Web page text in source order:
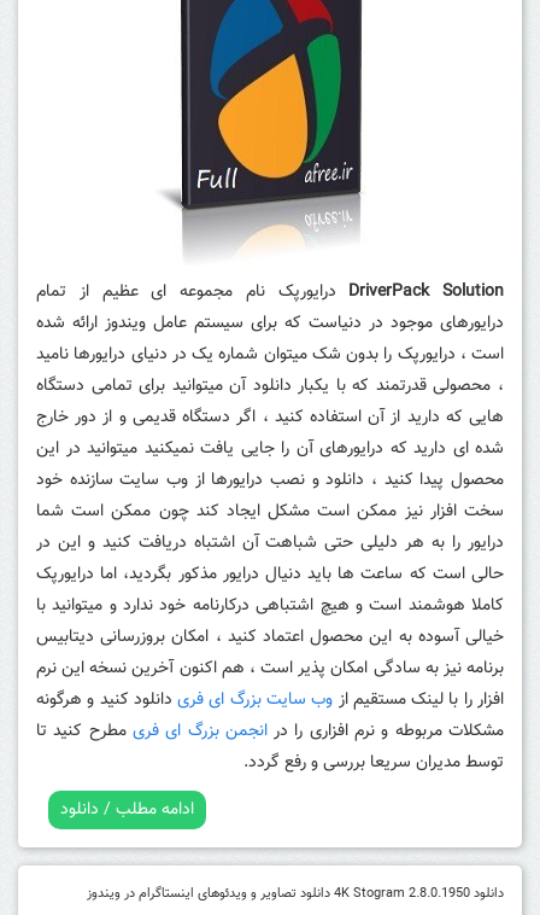
DriverPack Solution درایورپک نام مجموعه ای عظیم از تمام
درایورهای موجود در دنیاست که برای سیستم عامل ویندوز ارائه شده
است ، درایورپک را بدون شک میتوان شماره یک در دنیای درایورها نامید
، محصولی قدرتمند که با یکبار دانلود آن میتوانید برای تمامی دستگاه
هایی که دارید از آن استفاده کنید ، اگر دستگاه قدیمی و از دور خارج
شده ای دارید که درایورهای آن را جایی یافت نمیکنید میتوانید در این
محصول پیدا کنید ، دانلود و نصب درایورها از وب سایت سازنده خود
سخت افزار نیز ممکن است مشکل ایجاد کند چون ممکن است شما
درایور را به هر دلیلی حتی شباهت آن اشتباه دریافت کنید و این در
حالی است که ساعت ها باید دنیال درایور مذکور بگردید، اما درایورپک
کاملا هوشمند است و هیچ اشتباهی درکارنامه خود ندارد و میتوانید با
خیالی آسوده به این محصول اعتماد کنید ، امکان بروزرسانی دیتابیس
برنامه نیز به سادگی امکان پذیر است ، هم اکنون آخرین نسخه این نرم
افزار را با لینک مستقیم از وب سایت بزرگ ای فریدانلود کنید و هرگونه
مشکلات مربوطه و نرم افزاری را درانجمن بزرگ ای فری مطرح کنید تا
توسط مدیران سریعا بررسی و رفع گردد.
ادامه مطلب / دانلود
دانلود 4K Stogram 2.8.0.1950 دانلود تصاویر و ویدئوهای اینستاگرام در ویندوز